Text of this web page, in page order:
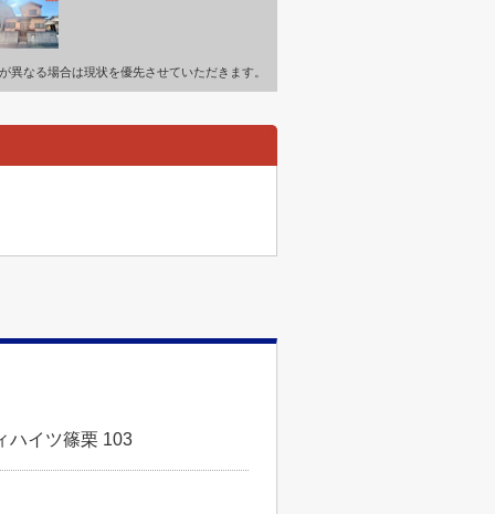
なる場合は現状を優先させていただきます。
ハイツ篠栗 103